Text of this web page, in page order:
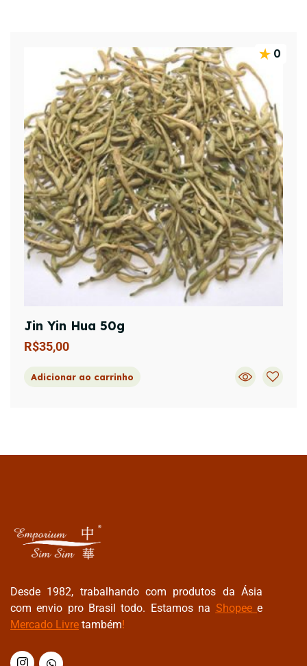
0
Jin Yin Hua 50g
R$35,00
Adicionar ao carrinho
Desde 1982, trabalhando com produtos da Ásia
com envio pro Brasil todo. Estamos na Shopee e
Mercado Livre também!